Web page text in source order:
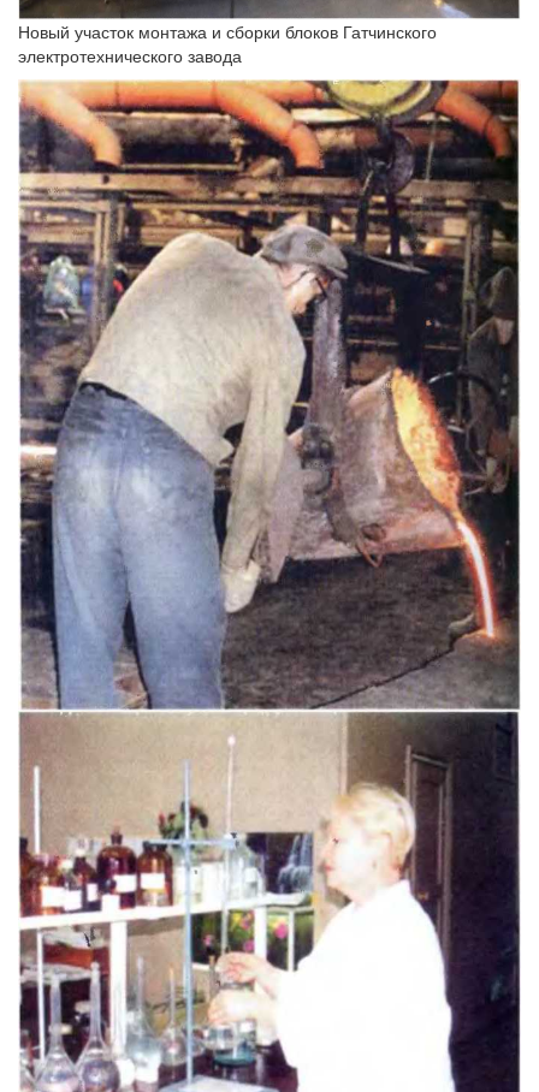
Новый участок монтажа и сборки блоков Гатчинского
электротехнического завода